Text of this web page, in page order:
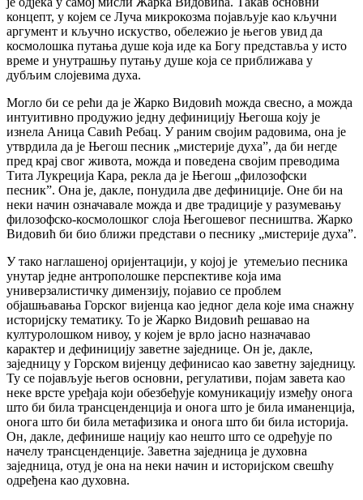
концепт, у којем се Луча микрокозма појављује као кључни
аргумент и кључно искуство, обележио је његов увид да
космолошка путања душе која иде ка Богу представља у исто
време и унутрашњу путању душе која се приближава у
дубљим слојевима духа.
Могло би се рећи да је Жарко Видовић можда свесно, а можда
интуитивно продужио једну дефиницију Његоша коју је
изнела Аница Савић Ребац. У раним својим радовима, она је
утврдила да је Његош песник „мистерије духа”, да би негде
пред крај свог живота, можда и поведена својим преводима
Тита Лукреција Кара, рекла да је Његош „филозофски
песник”. Она је, дакле, понудила две дефиниције. Оне би на
неки начин означавале можда и две традиције у разумевању
филозофско-космолошког слоја Његошевог песништва. Жарко
Видовић би био ближи представи о песнику „мистерије духа”.
У тако наглашеној оријентацији, у којој је утемељио песника
унутар једне антрополошке перспективе која има
универзалистичку димензију, појавио се проблем
објашњавања Горског вијенца као једног дела које има снажну
историјску тематику. То је Жарко Видовић решавао на
културолошком нивоу, у којем је врло јасно назначавао
карактер и дефиницију заветне заједнице. Он је, дакле,
заједницу у Горском вијенцу дефинисао као заветну заједницу.
Ту се појављује његов основни, регулативи, појам завета као
неке врсте уређаја који обезбеђује комуникацију између онога
што би била трансценденција и онога што је била иманенција,
онога што би била метафизика и онога што би била историја.
Он, дакле, дефинише нацију као нешто што се одређује по
начелу трансценденције. Заветна заједница је духовна
заједница, отуд је она на неки начин и историјском свешћу
одређена као духовна.